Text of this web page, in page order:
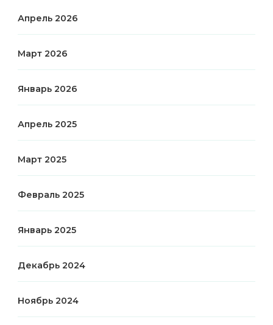
Апрель 2026
Март 2026
Январь 2026
Апрель 2025
Март 2025
Февраль 2025
Январь 2025
Декабрь 2024
Ноябрь 2024